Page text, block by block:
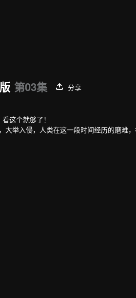
第03集
分享
这个就够了！
大举入侵，人类在这一段时间经历的磨难
称为“武者”。
，他首先要面对的便是外部环境无形中